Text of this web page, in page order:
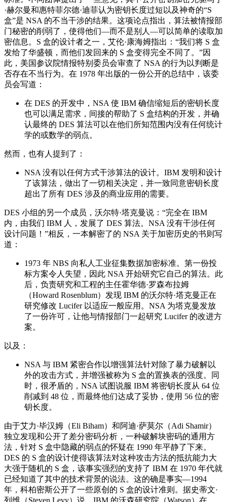
·赫尔曼和惠特菲尔德·迪菲认为密钥长度过短以及神奇的“S
盒”是 NSA 的不当干涉的结果。这项论点指出，算法被情报部
门秘密的削弱了，使得他们—而不是别人—可以简单的读取加
密信息。S 盒的设计者之一，艾伦·康海姆指出：“我们将 S 盒
发给了华盛顿，而他们发回来的 S 盒变得完全不同了。”因
此，美国参议院情报特别委员会审查了 NSA 的行为以判断是
否存在不当行为。在 1978 年出版的一份公开的总结中，该委
员会写道：
在 DES 的开发中，NSA 使 IBM 确信缩短后的密钥长度
也可以满足需求，间接的帮助了 S 盒结构的开发，并确
认最终的 DES 算法可以在他们所知范围内没有任何统计
学的或数学的弱点。
然而，也有人提到了：
NSA 没有以任何方式干涉算法的设计。IBM 发明和设计
了该算法，做出了一切相关决定，并一致同意密钥长度
超出了所有 DES 涉及的商业应用的需要。
DES 小组的另一个成员，沃尔特·塔克曼说：“完全在 IBM
内，由我们 IBM 人，发展了 DES 算法。NSA 没有干涉任何
设计问题！”相反，一本解密了的 NSA 关于加密历史的书则写
道：
1973 年 NBS 向私人工业征集数据加密标准。第一份投
标方案令人失望，因此 NSA 开始研究它自己的算法。此
后，负责研究和工程的主任霍华德·罗森布拉姆
（Howard Rosenblum）发现 IBM 的沃尔特·塔克曼正在
研究修改 Lucifer 以适应一般应用。NSA 为塔克曼发放
了一份许可，让他与情报部门一起研究 Lucifer 的改进方
案。
以及：
NSA 与 IBM 紧密合作以增强算法针对除了暴力破解以
外的攻击方式，并增强被称为 S 盒的置换表的强度。同
时，很矛盾的，NSA 试图说服 IBM 将密钥长度从 64 位
削减到 48 位，而最终他们达成了妥协，使用 56 位的密
钥长度。
由于艾力·毕汉姆（Eli Biham）和阿迪·萨莫尔（Adi Shamir）
独立发现和公开了差分密码分析，一种破解块密码的通用方
法，针对 S 盒中隐藏的弱点的怀疑在 1990 年平静了下来。
DES 的 S 盒的设计使得该算法对这种攻击方法的抵抗能力大
大强于随机的 S 盒，该事实强烈的支持了 IBM 在 1970 年代就
已经知道了其中的技术背景的说法。这的确是事实—1994
年，科柏密斯公开了一些原创的 S 盒的设计准则。据史蒂文·
列维（Steven Levy）说，IBM 的沃森研究院（Watson）在